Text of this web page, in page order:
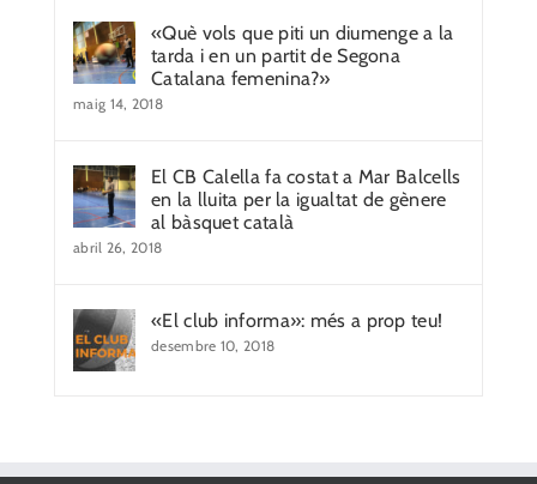
«Què vols que piti un diumenge a la
tarda i en un partit de Segona
Catalana femenina?»
maig 14, 2018
El CB Calella fa costat a Mar Balcells
en la lluita per la igualtat de gènere
al bàsquet català
abril 26, 2018
«El club informa»: més a prop teu!
desembre 10, 2018